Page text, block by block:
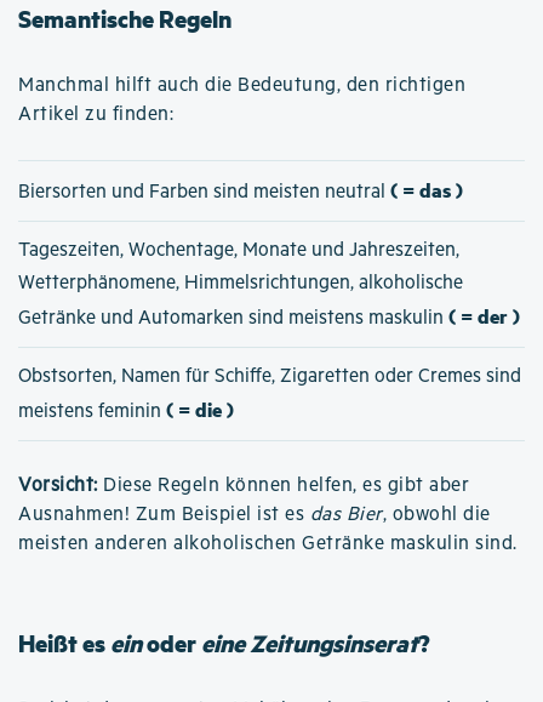
Semantische Regeln
Manchmal hilft auch die Bedeutung, den richtigen
Artikel zu finden:
Biersorten und Farben sind meisten neutral ( = das )
Tageszeiten, Wochentage, Monate und Jahreszeiten,
Wetterphänomene, Himmelsrichtungen, alkoholische
Getränke und Automarken sind meistens maskulin ( = der )
Obstsorten, Namen für Schiffe, Zigaretten oder Cremes sind
meistens feminin ( = die )
Vorsicht:Diese Regeln können helfen, es gibt aber
Ausnahmen! Zum Beispiel ist es das Bier, obwohl die
meisten anderen alkoholischen Getränke maskulin sind.
Heißt eseinodereine Zeitungsinserat?